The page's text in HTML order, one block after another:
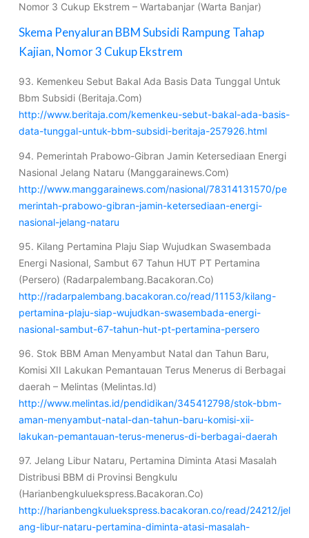
Nomor 3 Cukup Ekstrem – Wartabanjar (Warta Banjar)
Skema Penyaluran BBM Subsidi Rampung Tahap
Kajian, Nomor 3 Cukup Ekstrem
93. Kemenkeu Sebut Bakal Ada Basis Data Tunggal Untuk
Bbm Subsidi (Beritaja.Com)
http://www.beritaja.com/kemenkeu-sebut-bakal-ada-basis-
data-tunggal-untuk-bbm-subsidi-beritaja-257926.html
94. Pemerintah Prabowo-Gibran Jamin Ketersediaan Energi
Nasional Jelang Nataru (Manggarainews.Com)
http://www.manggarainews.com/nasional/78314131570/pe
merintah-prabowo-gibran-jamin-ketersediaan-energi-
nasional-jelang-nataru
95. Kilang Pertamina Plaju Siap Wujudkan Swasembada
Energi Nasional, Sambut 67 Tahun HUT PT Pertamina
(Persero) (Radarpalembang.Bacakoran.Co)
http://radarpalembang.bacakoran.co/read/11153/kilang-
pertamina-plaju-siap-wujudkan-swasembada-energi-
nasional-sambut-67-tahun-hut-pt-pertamina-persero
96. Stok BBM Aman Menyambut Natal dan Tahun Baru,
Komisi XII Lakukan Pemantauan Terus Menerus di Berbagai
daerah – Melintas (Melintas.Id)
http://www.melintas.id/pendidikan/345412798/stok-bbm-
aman-menyambut-natal-dan-tahun-baru-komisi-xii-
lakukan-pemantauan-terus-menerus-di-berbagai-daerah
97. Jelang Libur Nataru, Pertamina Diminta Atasi Masalah
Distribusi BBM di Provinsi Bengkulu
(Harianbengkuluekspress.Bacakoran.Co)
http://harianbengkuluekspress.bacakoran.co/read/24212/jel
ang-libur-nataru-pertamina-diminta-atasi-masalah-